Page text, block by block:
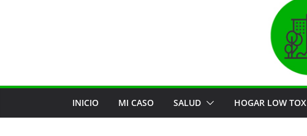
Auditoría de tóxicos en tu hogar
INICIO MI CASO SALUD HOGAR LOW TOX